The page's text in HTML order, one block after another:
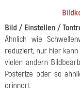
Bild / Einstellen /
Ähnlich wie
reduziert, nur hier
vielen andern
Posterize oder so
erinnert.